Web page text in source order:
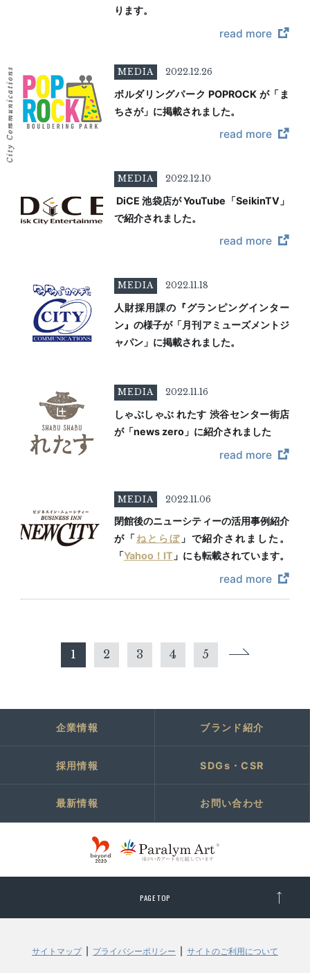
ります。
read more
MEDIA 2022.12.26
ボルダリングパーク POPROCK が「ま
ちさが」に掲載されました。
read more
MEDIA 2022.12.10
DiCE 池袋店が YouTube「SeikinTV」
で紹介されました。
read more
MEDIA 2022.11.18
人財採用課の『グランピングインター
ン』の様子が「月刊アミューズメントジ
ャパン」に掲載されました。
MEDIA 2022.11.16
しゃぶしゃぶ れたす 渋谷センター街店
が「news zero」に紹介されました
read more
MEDIA 2022.11.06
閉館後のニューシティーの活用事例紹介
が「ねとらぼ」で紹介されました。
「Yahoo！IT 」にも転載されています。
read more
1 2 3 4 5
企業情報 ブランド紹介
採用情報 SDGs・CSR
最新情報 お問い合わせ
PAGE TOP
サイトマップ プライバシーポリシー サイトのご利用について